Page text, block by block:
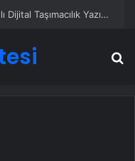
UETDS Nedir ? Uetds.com İle Akıllı Dijital Taşımacılık Yazılımı